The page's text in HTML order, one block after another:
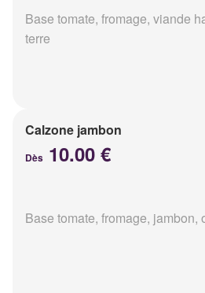
Base tomate, fromage, viande
terre
Calzone jambon
Dès 10.00 €
Base tomate, fromage, jambon,